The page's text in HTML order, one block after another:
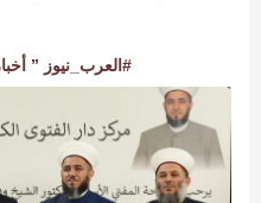
#العرب_نيوز ”